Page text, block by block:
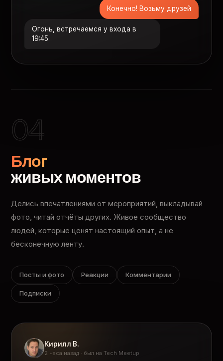
Конечно! Возьму друзей
Огонь, встречаемся у входа в
19:45
04
Блог
живых моментов
Делись впечатлениями от мероприятий, выкладывай
фото, читай отчёты других. Живое сообщество
людей, которые ценят настоящий опыт, а не
бесконечную ленту.
Посты и фото Реакции Комментарии
Подписки
Кирилл В.
2 часа назад · был на Tech Meetup